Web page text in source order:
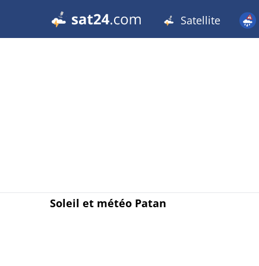
Satellite
Soleil et météo Patan